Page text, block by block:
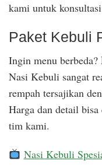
kami untuk
Paket Kebuli
Ingin menu berbeda?
Nasi Kebuli sangat
rempah tersajikan
Harga dan detail
tim kami.
Nasi Kebuli